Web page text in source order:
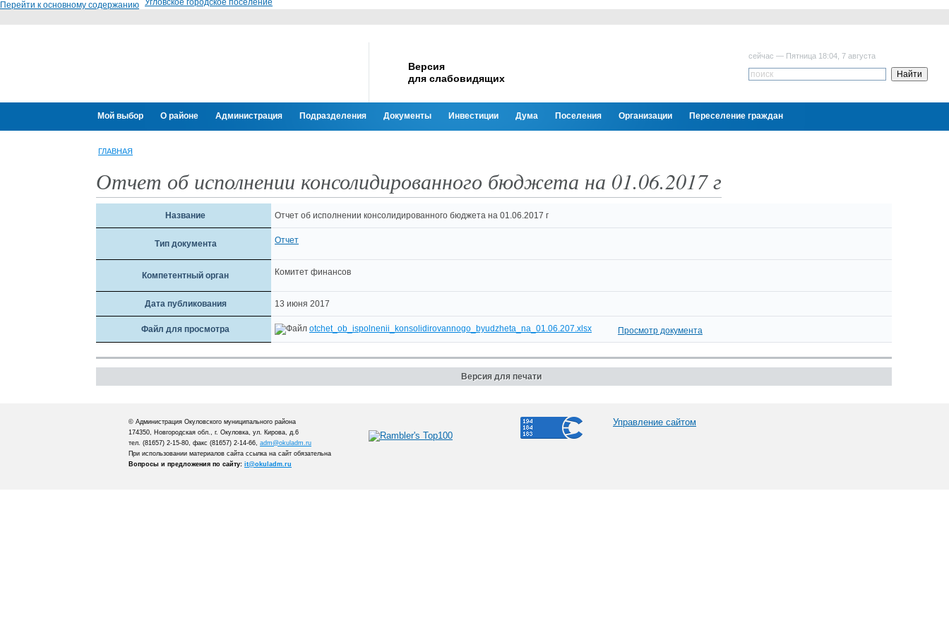
Перейти к основному содержанию Угловское городское поселение
Версия
для слабовидящих
сейчас — Пятница 18:04, 7 августа
Мой выбор О районе Администрация Подразделения Документы Инвестиции Дума Поселения Организации Переселение граждан
ГЛАВНАЯ
Отчет об исполнении консолидированного бюджета на 01.06.2017 г
Название Отчет об исполнении консолидированного бюджета на 01.06.2017 г
Тип документа Отчет
Компетентный орган Комитет финансов
Дата публикования 13 июня 2017
Файл для просмотра otchet_ob_ispolnenii_konsolidirovannogo_byudzheta_na_01.06.207.xlsx Просмотр документа
Версия для печати
© Администрация Окуловского муниципального района
174350, Новгородская обл., г. Окуловка, ул. Кирова, д.6
тел. (81657) 2-15-80, факс (81657) 2-14-66, adm@okuladm.ru
При использовании материалов сайта ссылка на сайт обязательна
Вопросы и предложения по сайту: it@okuladm.ru
Управление сайтом